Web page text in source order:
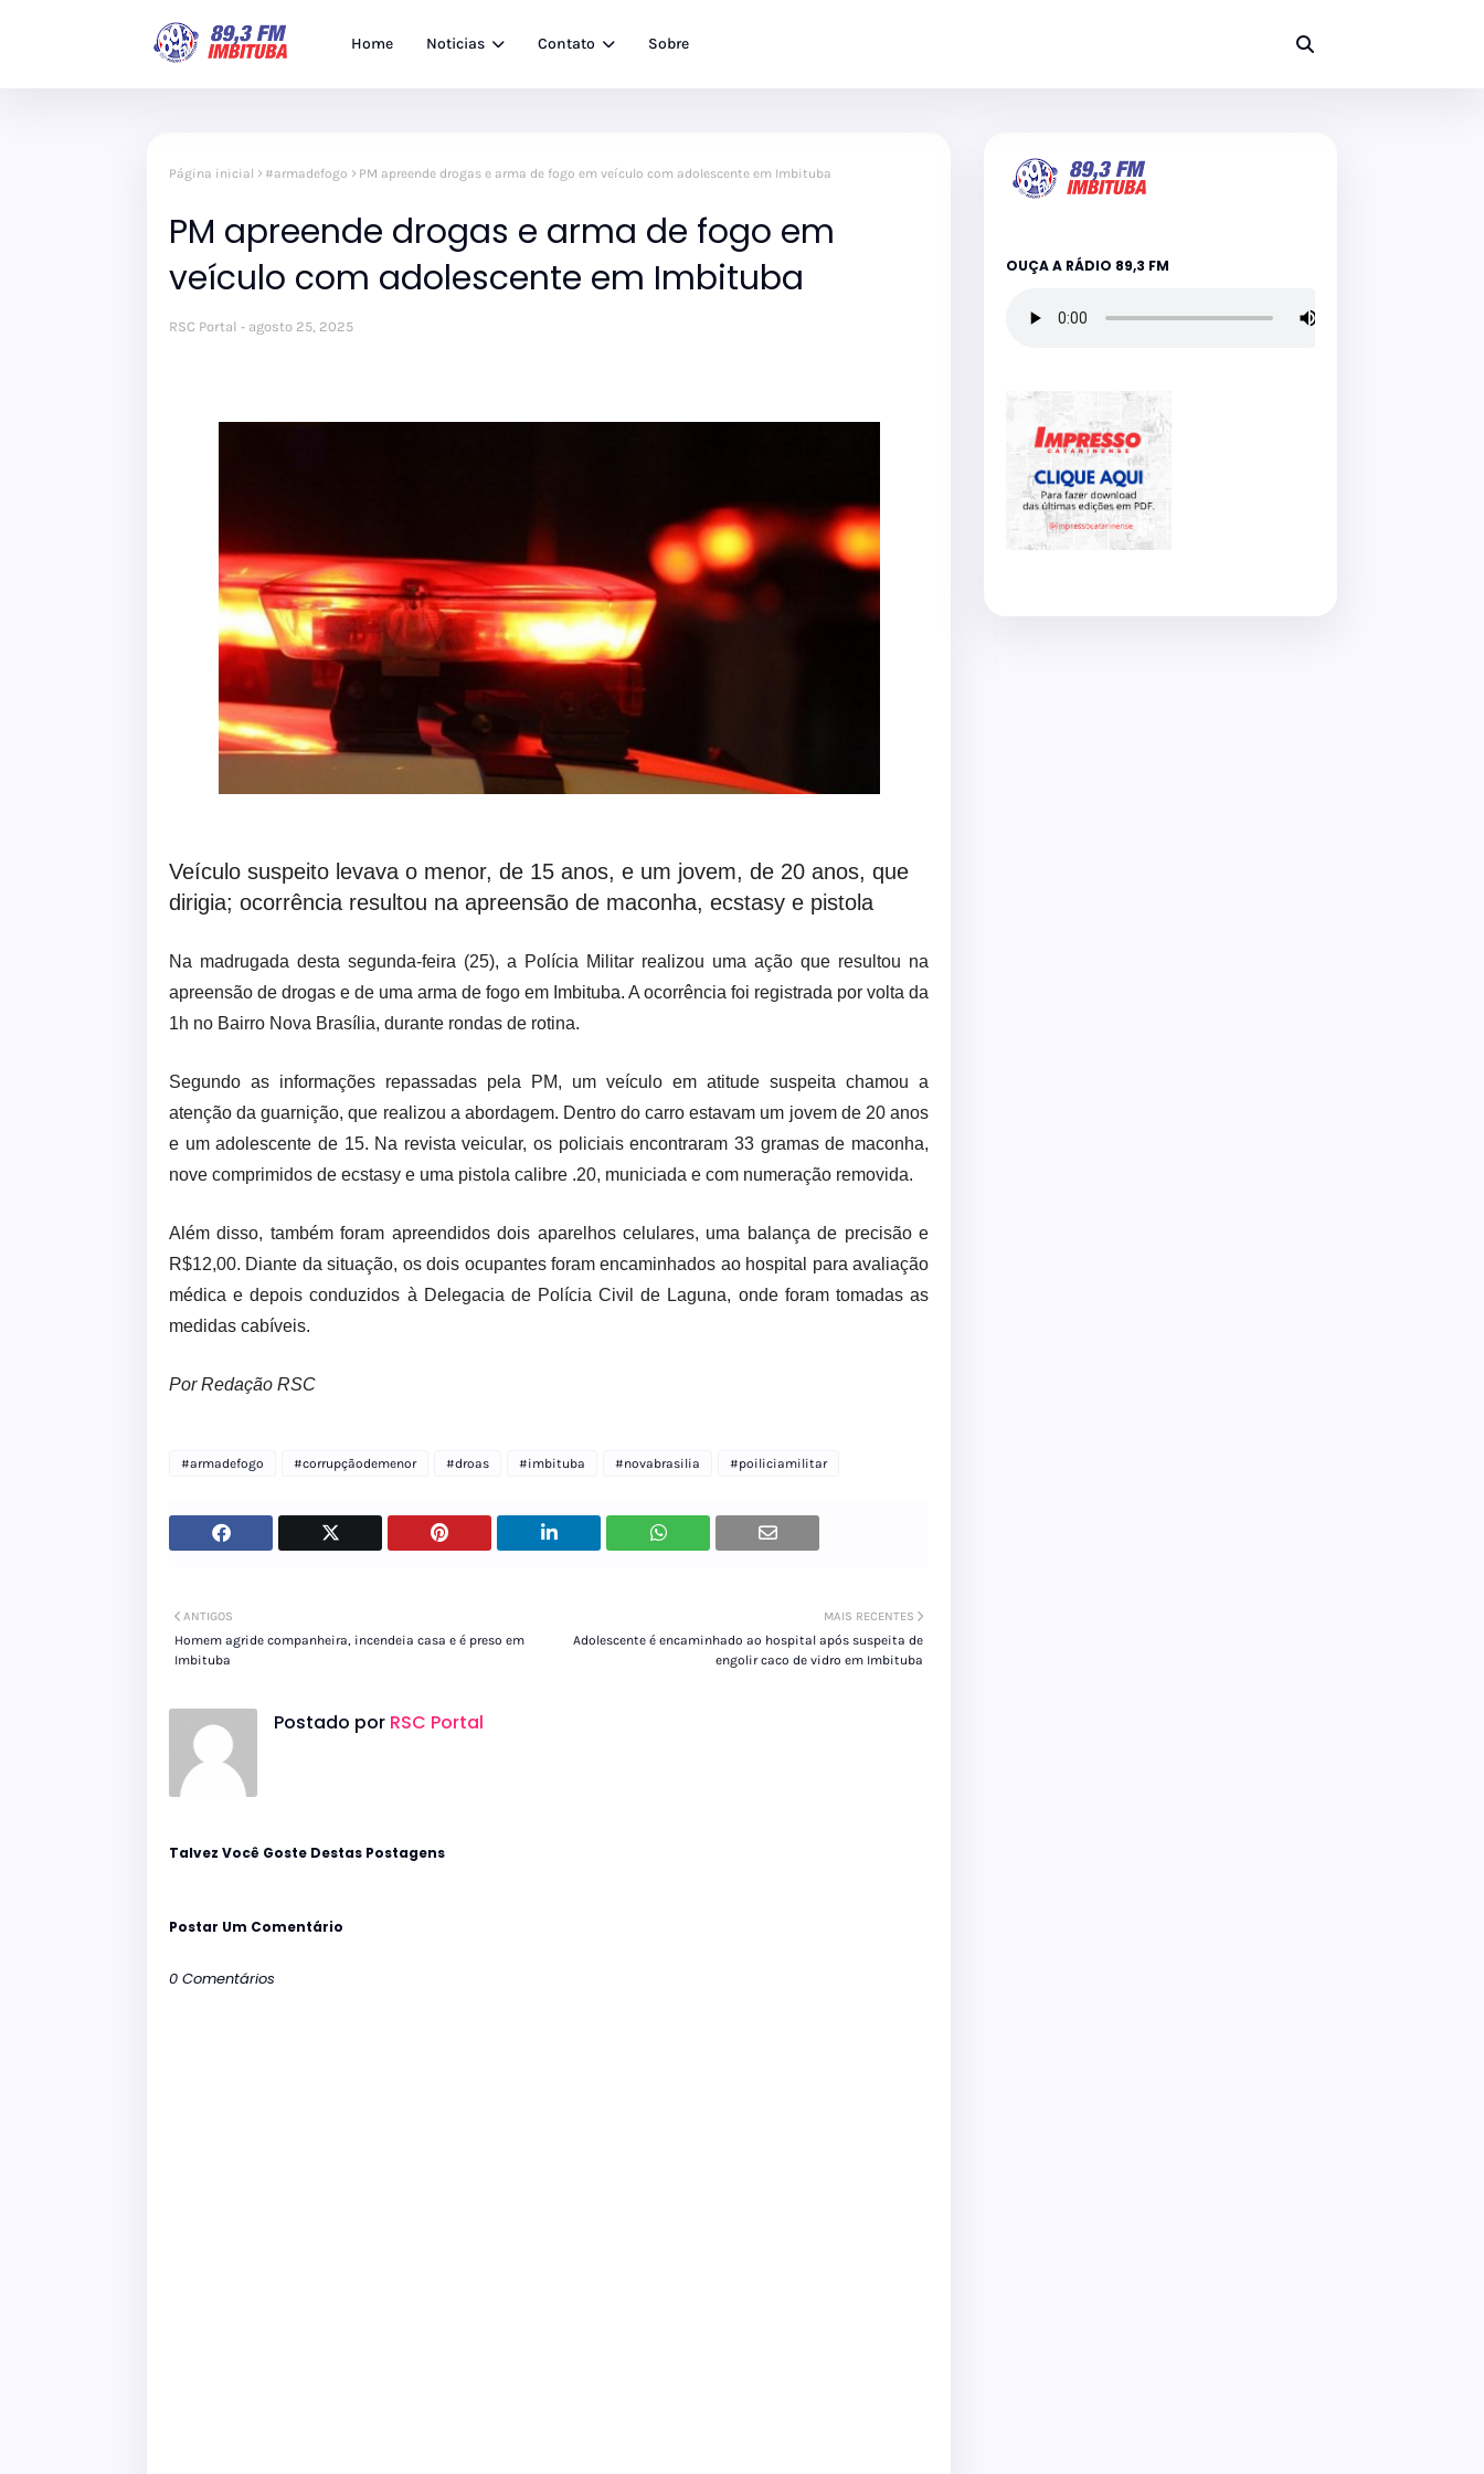
Home Noticias Contato Sobre
Página inicial #armadefogo PM apreende drogas e arma de fogo em veículo com adolescente em Imbituba
PM apreende drogas e arma de fogo em
veículo com adolescente em Imbituba
RSC Portal agosto 25, 2025
Veículo suspeito levava o menor, de 15 anos, e um jovem, de 20 anos, que
dirigia; ocorrência resultou na apreensão de maconha, ecstasy e pistola
Na madrugada desta segunda-feira (25), a Polícia Militar realizou uma ação que resultou na
apreensão de drogas e de uma arma de fogo em Imbituba. A ocorrência foi registrada por volta da
1h no Bairro Nova Brasília, durante rondas de rotina.
Segundo as informações repassadas pela PM, um veículo em atitude suspeita chamou a
atenção da guarnição, que realizou a abordagem. Dentro do carro estavam um jovem de 20 anos
e um adolescente de 15. Na revista veicular, os policiais encontraram 33 gramas de maconha,
nove comprimidos de ecstasy e uma pistola calibre .20, municiada e com numeração removida.
Além disso, também foram apreendidos dois aparelhos celulares, uma balança de precisão e
R$12,00. Diante da situação, os dois ocupantes foram encaminhados ao hospital para avaliação
médica e depois conduzidos à Delegacia de Polícia Civil de Laguna, onde foram tomadas as
medidas cabíveis.
Por Redação RSC
#armadefogo #corrupçãodemenor #droas #imbituba #novabrasilia #poiliciamilitar
MAIS RECENTES
Adolescente é encaminhado ao hospital após suspeita de
engolir caco de vidro em Imbituba
ANTIGOS
Homem agride companheira, incendeia casa e é preso em
Imbituba
Postado por RSC Portal
Talvez Você Goste Destas Postagens
Postar Um Comentário
0 Comentários
OUÇA A RÁDIO 89,3 FM